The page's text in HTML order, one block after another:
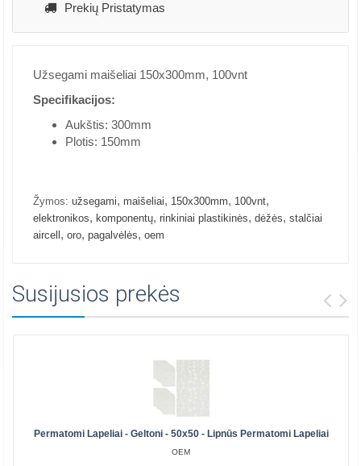
Prekių Pristatymas
Užsegami maišeliai 150x300mm, 100vnt
Specifikacijos:
Aukštis: 300mm
Plotis: 150mm
Žymos: užsegami, maišeliai, 150x300mm, 100vnt,
elektronikos, komponentų, rinkiniai plastikinės, dėžės, stalčiai
aircell , oro, pagalvėlės, oem
Susijusios prekės
Permatomi Lapeliai - Geltoni - 50x50 - Lipnūs Permatomi Lapeliai
OEM